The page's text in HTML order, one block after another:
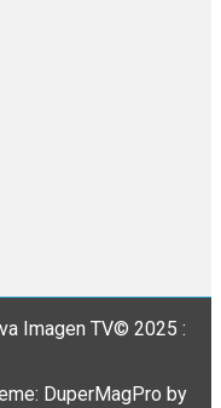
Imagen TV© 2025 :
DuperMagPro by